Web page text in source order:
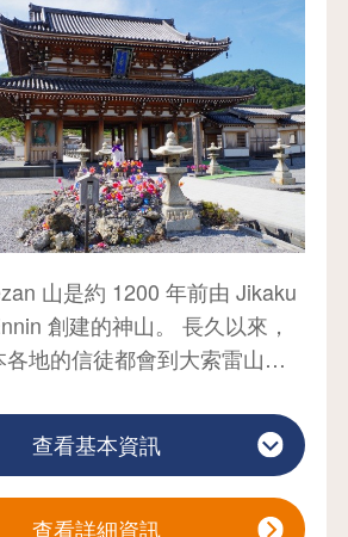
週六、週日及公眾假期，其他
而定）。
源地供水設施 這座石造建築
內著名的櫻花觀賞地，縣內
會到訪的水源池公園內，主
了確保1902年開設的舊海軍
的船隻供給用水。 作為東北
造的現代水利設施，具有很
價值，於 2009 年 12 月被指定
文化財產。 特別是重力拱石
」，在現存的堰中是極為罕
於 1916 年，是前海軍大湊陽
社（海軍官員社交會館），
上自衛隊大湊地區隊的博物
展示了從 1902 年海軍大湊魚
山是約 1200 年前由 Jikaku
創建的神山。 長久以來，
各地的信徒都會到大索雷山參
，每天都會吸引許多人到此悼
思至親。 千百年来，「人死
一朴素的信仰和祈愿世代相
查看基本資訊
查看詳細資訊